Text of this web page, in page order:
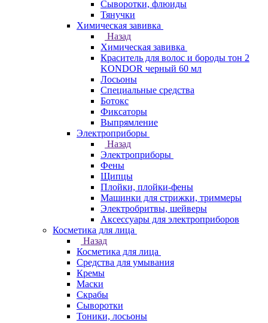
Сыворотки, флюиды
Тянучки
Химическая завивка
Назад
Химическая завивка
Краситель для волос и бороды тон 2
KONDOR черный 60 мл
Лосьоны
Специальные средства
Ботокс
Фиксаторы
Выпрямление
Электроприборы
Назад
Электроприборы
Фены
Щипцы
Плойки, плойки-фены
Машинки для стрижки, триммеры
Электробритвы, шейверы
Аксессуары для электроприборов
Косметика для лица
Назад
Косметика для лица
Средства для умывания
Кремы
Маски
Скрабы
Сыворотки
Тоники, лосьоны